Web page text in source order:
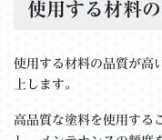
使用する材料
使用する材料の品質が高
上します。
高品質な塗料を使用する